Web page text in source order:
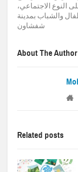
النوع الاجتماعي،
والشباب بمدينة
شفشاون
About The Author
Related posts